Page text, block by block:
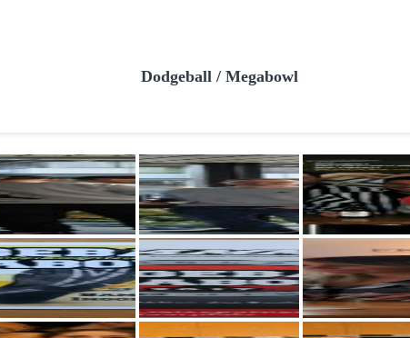
Dodgeball / Megabowl